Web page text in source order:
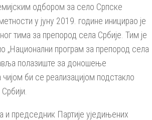
одбором за село Српске
у јуну 2019. године иницирао је
тима за препород села Србије. Тим је
„Национални програм за препород села
полазиште за доношење
би се реализацијом подстакло
и председник Партије уједињених